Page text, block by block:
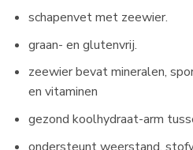
schapenvet met zeewier.
graan- en glutenvrij.
zeewier bevat mineralen,
en vitaminen
gezond koolhydraat-arm